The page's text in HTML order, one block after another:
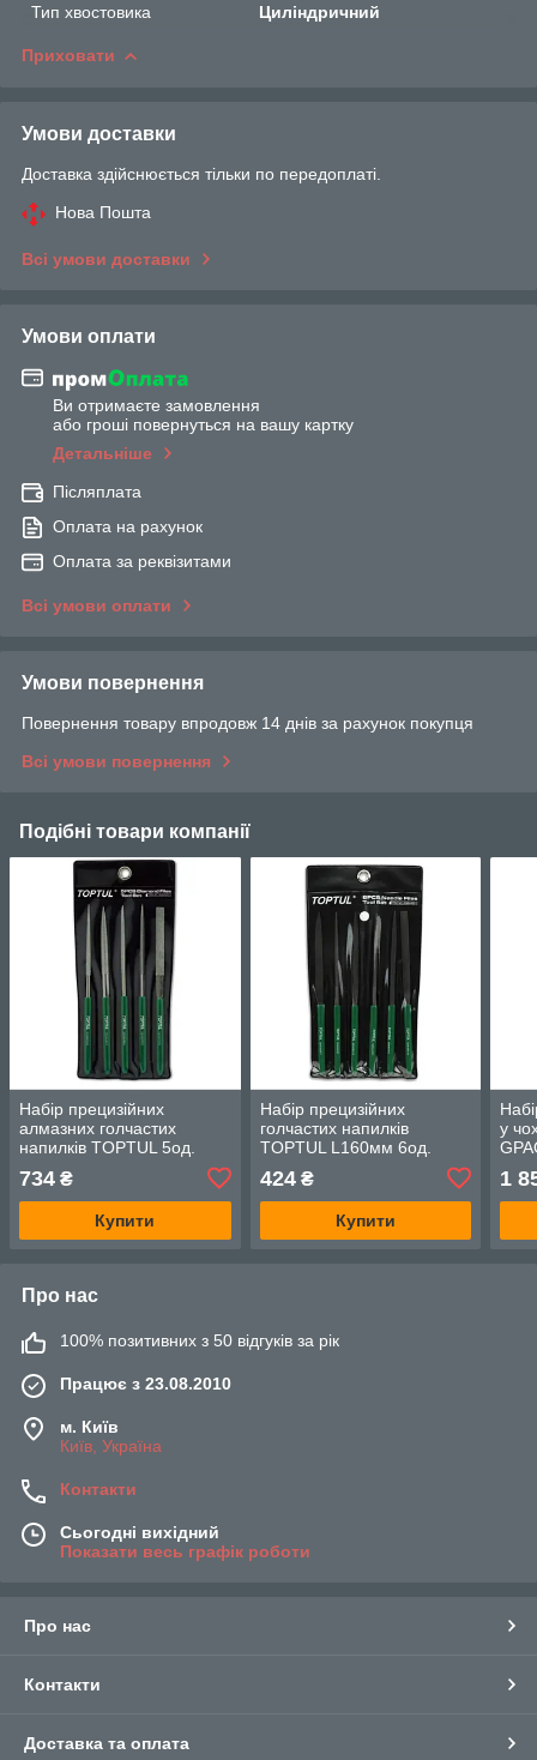
Тип хвостовика
Циліндричний
Приховати
Умови доставки
Доставка здійснюється тільки по передоплаті.
Нова Пошта
Всі умови доставки
Умови оплати
Ви отримаєте замовлення
або гроші повернуться на вашу картку
Детальніше
Післяплата
Оплата на рахунок
Оплата за реквізитами
Всі умови оплати
Умови повернення
Повернення товару впродовж 14 днів за рахунок покупця
Всі умови повернення
Подібні товари компанії
Набір прецизійних
алмазних голчастих
напилків TOPTUL 5од.
734 ₴
Купити
Набір прецизійних
голчастих напилків
TOPTUL L160мм 6од.
424₴
Купити
у
1
Про нас
100% позитивних з 50 відгуків за рік
Працює з 23.08.2010
м. Київ
Київ, Україна
Контакти
Сьогодні вихідний
Показати весь графік роботи
Про нас
Контакти
Доставка та оплата